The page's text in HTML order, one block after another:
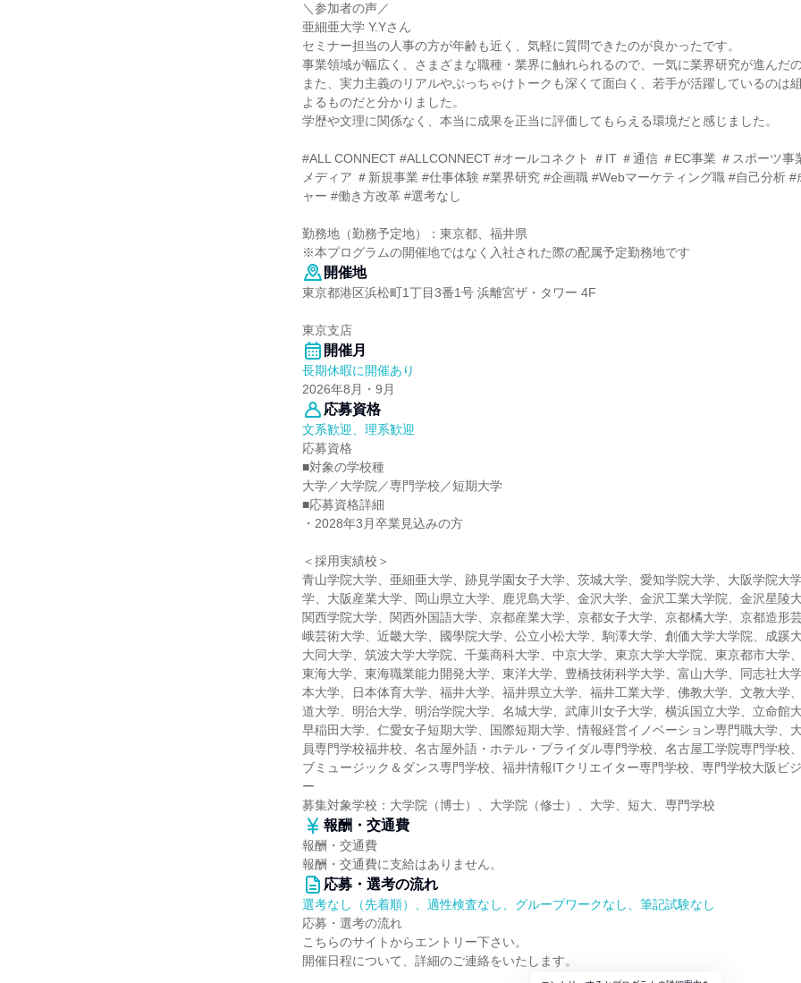
＼参加者の声／
亜細亜大学 Y.Yさん
セミナー担当の人事の方が年齢も近く、気軽に質問できたのが良かったです。
事業領域が幅広く、さまざまな職種・業界に触れられるので、一気に業界研究が進んだの
また、実力主義のリアルやぶっちゃけトークも深くて面白く、若手が活躍しているのは
よるものだと分かりました。
学歴や文理に関係なく、本当に成果を正当に評価してもらえる環境だと感じました。
#ALL CONNECT #ALLCONNECT #オールコネクト ＃IT ＃通信 ＃EC事業 ＃スポーツ事
メディア ＃新規事業 #仕事体験 #業界研究 #企画職 #Webマーケティング職 #自己分析 #
ャー #働き方改革 #選考なし
勤務地（勤務予定地）：東京都、福井県
※本プログラムの開催地ではなく入社された際の配属予定勤務地です
開催地
東京都港区浜松町1丁目3番1号 浜離宮ザ・タワー 4F
東京支店
開催月
長期休暇に開催あり
2026年8月・9月
応募資格
文系歓迎、理系歓迎
応募資格
■対象の学校種
大学／大学院／専門学校／短期大学
■応募資格詳細
・2028年3月卒業見込みの方
＜採用実績校＞
青山学院大学、亜細亜大学、跡見学園女子大学、茨城大学、愛知学院大学、大阪学院大
学、大阪産業大学、岡山県立大学、鹿児島大学、金沢大学、金沢工業大学院、金沢星陵大
関西学院大学、関西外国語大学、京都産業大学、京都女子大学、京都橘大学、京都造形
峨芸術大学、近畿大学、國學院大学、公立小松大学、駒澤大学、創価大学大学院、成蹊大
大同大学、筑波大学大学院、千葉商科大学、中京大学、東京大学大学院、東京都市大学、
東海大学、東海職業能力開発大学、東洋大学、豊橋技術科学大学、富山大学、同志社大
本大学、日本体育大学、福井大学、福井県立大学、福井工業大学、佛教大学、文教大学
道大学、明治大学、明治学院大学、名城大学、武庫川女子大学、横浜国立大学、立命館大
早稲田大学、仁愛女子短期大学、国際短期大学、情報経営イノベーション専門職大学、
員専門学校福井校、名古屋外語・ホテル・ブライダル専門学校、名古屋工学院専門学校
ブミュージック＆ダンス専門学校、福井情報ITクリエイター専門学校、専門学校大阪ビ
ー
募集対象学校：大学院（博士）、大学院（修士）、大学、短大、専門学校
報酬・交通費
報酬・交通費
報酬・交通費に支給はありません。
応募・選考の流れ
選考なし（先着順）、適性検査なし、グループワークなし、筆記試験なし
応募・選考の流れ
こちらのサイトからエントリー下さい。
開催日程について、詳細のご連絡をいたします。